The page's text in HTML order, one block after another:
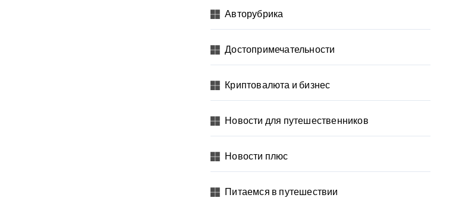
Авторубрика
Достопримечательности
Криптовалюта и бизнес
Новости для путешественников
Новости плюс
Питаемся в путешествии